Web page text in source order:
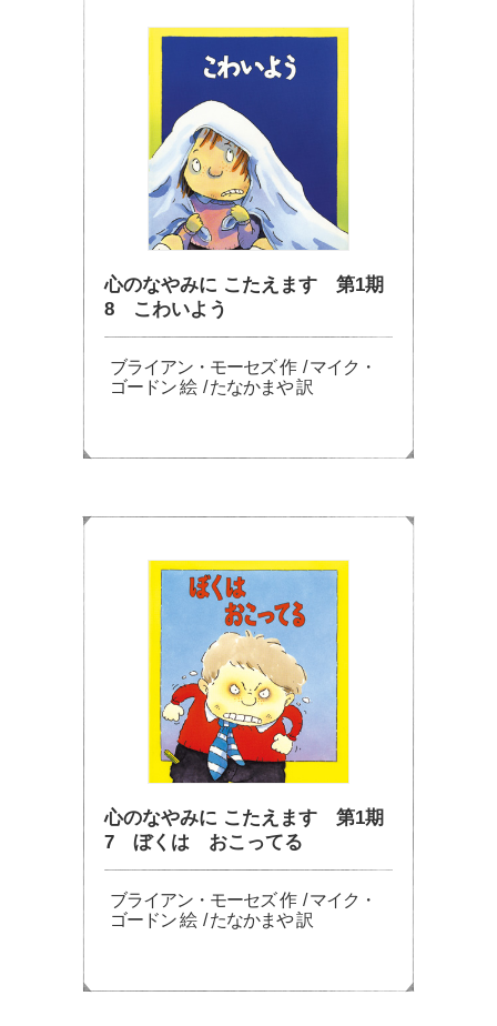
心のなやみに こたえます 第1期
8 こわいよう
ブライアン・モーセズ 作 / マイク・
ゴードン 絵 / たなかまや 訳
心のなやみに こたえます 第1期
7 ぼくは おこってる
ブライアン・モーセズ 作 / マイク・
ゴードン 絵 / たなかまや 訳